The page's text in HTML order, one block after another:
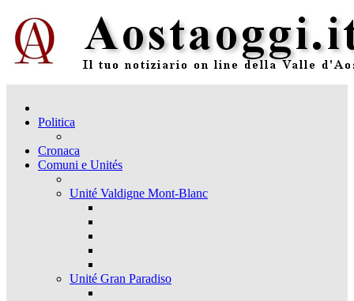
Politica
Cronaca
Comuni e Unités
Unité Valdigne Mont-Blanc
Unité Gran Paradiso